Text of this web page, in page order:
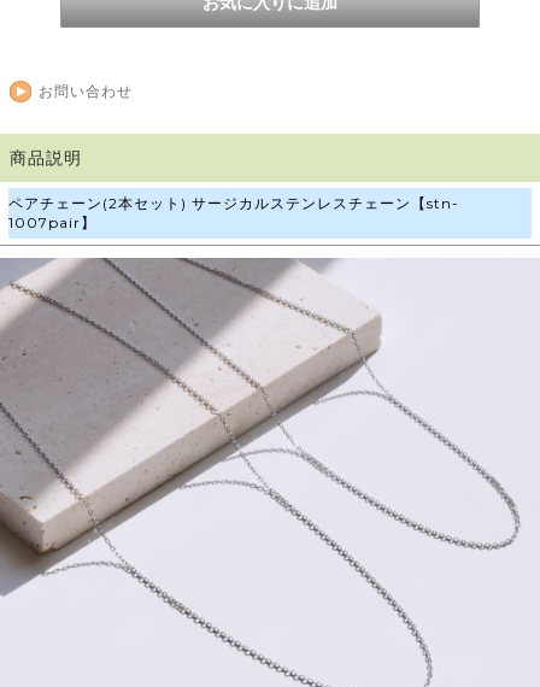
お問い合わせ
商品説明
ペアチェーン(2本セット) サージカルステンレスチェーン【stn-
1007pair】